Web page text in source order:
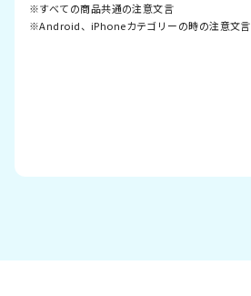
すべての商品共通の注意文言
Android、iPhoneカテゴリーの時の注意文言